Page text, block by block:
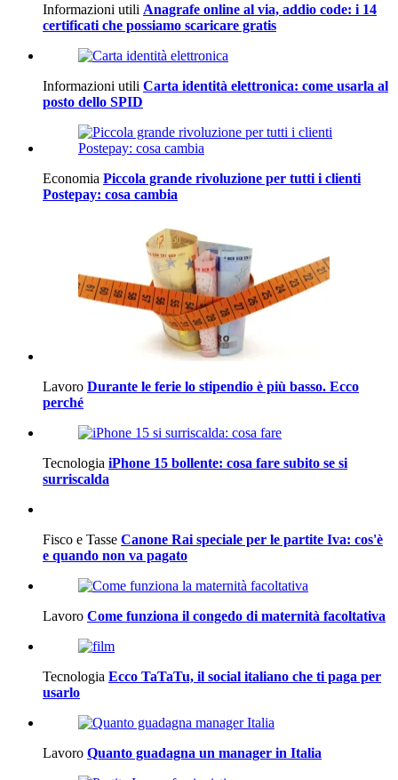
Informazioni utili Anagrafe online al via, addio code: i 14
certificati che possiamo scaricare gratis
Informazioni utili Carta identità elettronica: come usarla al
posto dello SPID
Economia Piccola grande rivoluzione per tutti i clienti
Postepay: cosa cambia
Lavoro Durante le ferie lo stipendio è più basso. Ecco
perché
Tecnologia iPhone 15 bollente: cosa fare subito se si
surriscalda
Fisco e Tasse Canone Rai speciale per le partite Iva: cos'è
e quando non va pagato
Lavoro Come funziona il congedo di maternità facoltativa
Tecnologia Ecco TaTaTu, il social italiano che ti paga per
usarlo
Lavoro Quanto guadagna un manager in Italia